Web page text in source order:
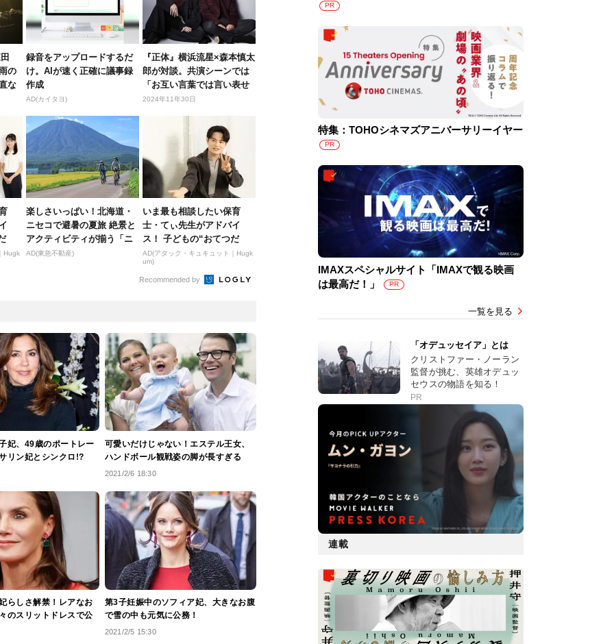
の
な
録音をアップロードするだ
け。AIが速く正確に議事録
作成
AD(カイタヨ)
『正体』横浜流星×森本慎太
郎が対談。共演シーンでは
「お互い言葉では言い表せ
ないよ...
2024年11年30日
Hugk
楽しさいっぱい！北海道・
ニセコで避暑の夏旅 絶景と
アクティビティが揃う「ニ
セコ東...
AD(東急不動産)
いま最も相談したい保育
士・てぃ先生がアドバイ
ス！ 子どもの“おてつだ
い”に、どん...
AD(アタック・キュキュット｜Hugk
um)
Recommended by
妃、49歳のポートレー
リン妃とシンクロ!?
可愛いだけじゃない！エステル王女、
ハンドボール観戦姿の脚が長すぎる
2021/2/6 18:30
らしさ解禁！レアなお
のスリットドレスで公
第3子妊娠中のソフィア妃、大きなお腹
で雪の中も元気に公務！
2021/2/5 15:30
PR
特集：TOHOシネマズアニバーサリーイヤー
PR
IMAXスペシャルサイト「IMAXで観る映画
は最高だ！」
PR
一覧を見る
「オデュッセイア」とは
クリストファー・ノーラン
監督が挑む、英雄オデュッ
セウスの物語を知る！
PR
連載